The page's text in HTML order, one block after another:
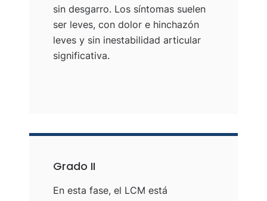
sin desgarro. Los síntomas suelen
ser leves, con dolor e hinchazón
leves y sin inestabilidad articular
significativa.
Grado II
En esta fase, el LCM está